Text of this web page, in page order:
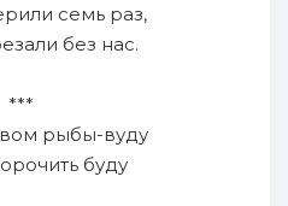
семь раз,
без нас.
***
рыбы-вуду
буду